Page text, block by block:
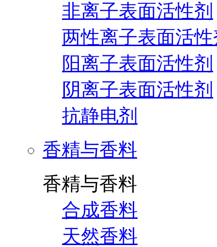
非离子表面活性剂
两性离子表面活
阳离子表面活性剂
阴离子表面活性剂
抗静电剂
香精与香料
香精与香料
合成香料
天然香料